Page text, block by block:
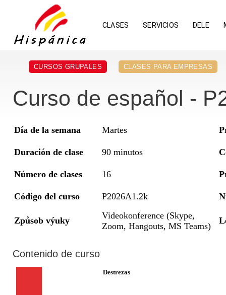
CLASES SERVICIOS DELE
CURSOS GRUPALES CLASES PARA EMPRESAS
Curso de español -
Día de la semana Martes
Duración de clase 90 minutos
Número de clases 16
Código del curso P2026A1.2k
Způsob výuky
Videokonference (Skype,
Zoom, Hangouts, MS Teams)
Contenido de curso
Destrezas